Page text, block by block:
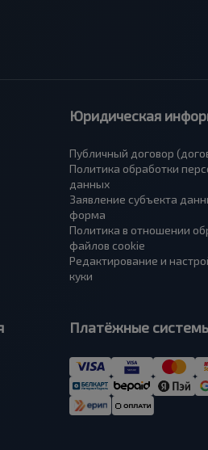
Юридическая
Публичный договор
Политика обработки
данных
Заявление субъекта
форма
Политика в отношении
файлов cookie
Редактирование и
куки
Платёжные